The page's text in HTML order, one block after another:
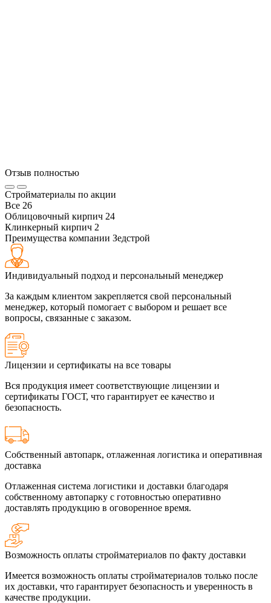
Отзыв полностью
Стройматериалы по акции
Все 26
Облицовочный кирпич 24
Клинкерный кирпич 2
Преимущества компании Зедстрой
Индивидуальный подход и персональный менеджер
За каждым клиентом закрепляется свой персональный
менеджер, который помогает с выбором и решает все
вопросы, связанные с заказом.
Лицензии и сертификаты на все товары
Вся продукция имеет соответствующие лицензии и
сертификаты ГОСТ, что гарантирует ее качество и
безопасность.
Собственный автопарк, отлаженная логистика и оперативная
доставка
Отлаженная система логистики и доставки благодаря
собственному автопарку с готовностью оперативно
доставлять продукцию в оговоренное время.
Возможность оплаты стройматериалов по факту доставки
Имеется возможность оплаты стройматериалов только после
их доставки, что гарантирует безопасность и уверенность в
качестве продукции.